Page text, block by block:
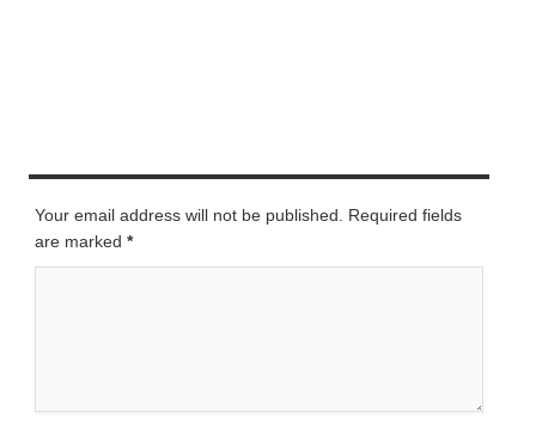
Your email address will not be published. Required fields
are marked *